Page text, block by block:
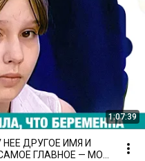
1:07:39
ДРУГОЕ ИМЯ И
ГЛАВНОЕ — МОИ